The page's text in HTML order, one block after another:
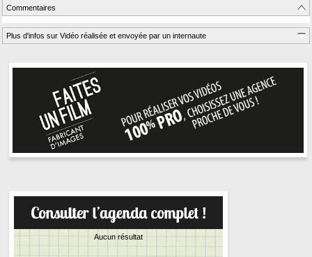
Commentaires
Plus d'infos sur Vidéo réalisée et envoyée par un internaute
Aucun résultat